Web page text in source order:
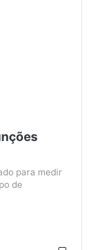
para medir
de